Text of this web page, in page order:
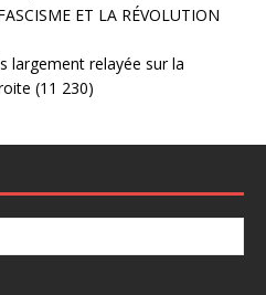
ET LA RÉVOLUTION
largement relayée sur la
(11 230)